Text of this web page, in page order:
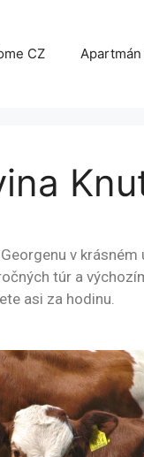
CZ Apartmán
v
túr a
asi za hodinu.